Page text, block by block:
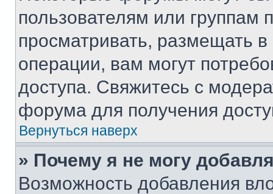
пользователям или группам
просматривать, размещать
операции, вам могут
доступа. Свяжитесь с
форума для получения
Вернуться наверх
» Почему я не могу
Возможность добавления